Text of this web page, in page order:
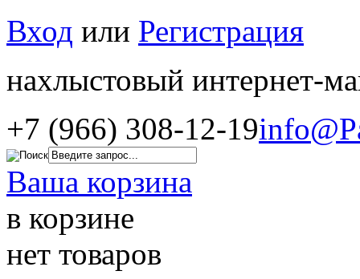
Вход или Регистрация
нахлыстовый интернет-
+7 (966) 308-12-19
Ваша корзина
в корзине
нет товаров